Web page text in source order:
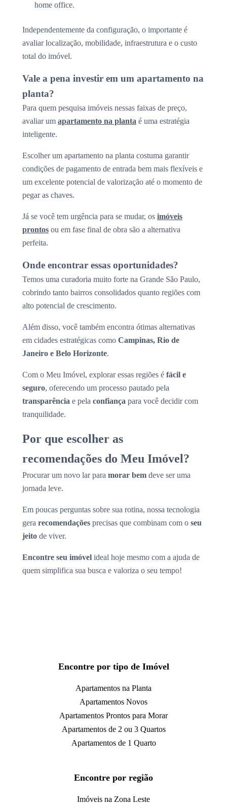
home office.
Independentemente da configuração, o importante é
avaliar localização, mobilidade, infraestrutura e o custo
total do imóvel.
Vale a pena investir em um apartamento na
planta?
Para quem pesquisa imóveis nessas faixas de preço,
avaliar um apartamento na planta é uma estratégia
inteligente.
Escolher um apartamento na planta costuma garantir
condições de pagamento de entrada bem mais flexíveis e
um excelente potencial de valorização até o momento de
pegar as chaves.
Já se você tem urgência para se mudar, os imóveis
prontos ou em fase final de obra são a alternativa
perfeita.
Onde encontrar essas oportunidades?
Temos uma curadoria muito forte na Grande São Paulo,
cobrindo tanto bairros consolidados quanto regiões com
alto potencial de crescimento.
Além disso, você também encontra ótimas alternativas
em cidades estratégicas como Campinas, Rio de
Janeiro e Belo Horizonte.
Com o Meu Imóvel, explorar essas regiões é fácil e
seguro, oferecendo um processo pautado pela
transparência e pela confiança para você decidir com
tranquilidade.
Por que escolher as
recomendações do Meu Imóvel?
Procurar um novo lar para morar bem deve ser uma
jornada leve.
Em poucas perguntas sobre sua rotina, nossa tecnologia
gera recomendações precisas que combinam com o seu
jeito de viver.
Encontre seu imóvel ideal hoje mesmo com a ajuda de
quem simplifica sua busca e valoriza o seu tempo!
Encontre por tipo de Imóvel
Apartamentos na Planta
Apartamentos Novos
Apartamentos Prontos para Morar
Apartamentos de 2 ou 3 Quartos
Apartamentos de 1 Quarto
Encontre por região
Imóveis na Zona Leste